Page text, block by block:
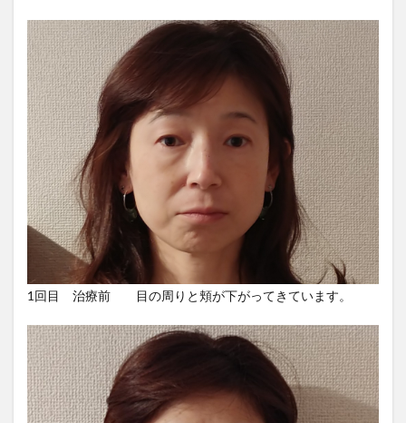
1回目 治療前 目の周りと頬が下がってきています。